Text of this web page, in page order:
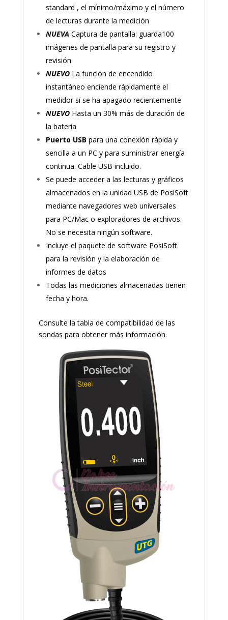
standard , el mínimo/máximo y el número
de lecturas durante la medición
NUEVA Captura de pantalla: guarda100
imágenes de pantalla para su registro y
revisión
NUEVO La función de encendido
instantáneo enciende rápidamente el
medidor si se ha apagado recientemente
NUEVO Hasta un 30% más de duración de
la batería
Puerto USB para una conexión rápida y
sencilla a un PC y para suministrar energía
continua. Cable USB incluido.
Se puede acceder a las lecturas y gráficos
almacenados en la unidad USB de PosiSoft
mediante navegadores web universales
para PC/Mac o exploradores de archivos.
No se necesita ningún software.
Incluye el paquete de software PosiSoft
para la revisión y la elaboración de
informes de datos
Todas las mediciones almacenadas tienen
fecha y hora.
Consulte la tabla de compatibilidad de las
sondas para obtener más información.